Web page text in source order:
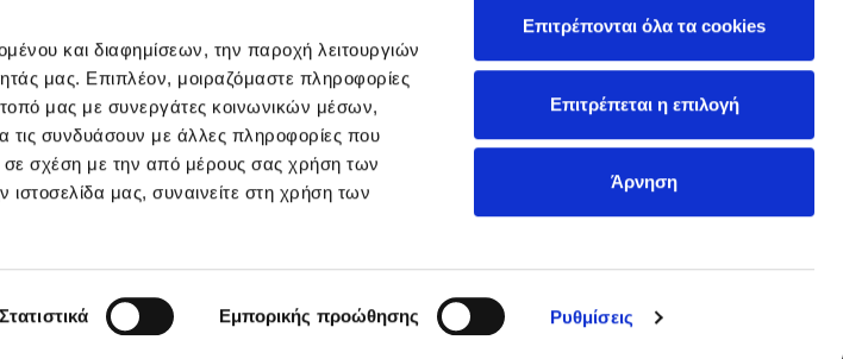
και διαφημίσεων, την παροχή λειτουργιών
μας. Επιπλέον, μοιραζόμαστε πληροφορίες
μας με συνεργάτες κοινωνικών μέσων,
τις συνδυάσουν με άλλες πληροφορίες που
σε σχέση με την από μέρους σας χρήση των
ιστοσελίδα μας, συναινείτε στη χρήση των
Στατιστικά Εμπορικής προώθησης Ρυθμίσεις
Επιτρέπονται όλα τα cookies
Επιτρέπεται η επιλογή
Άρνηση
Created by Powered by